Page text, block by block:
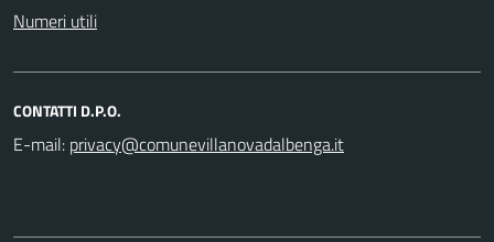
Numeri utili
CONTATTI D.P.O.
E-mail: